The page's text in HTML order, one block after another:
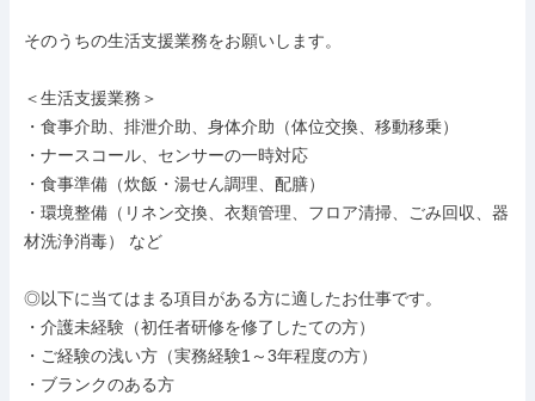
そのうちの生活支援業務をお願いします。
＜生活支援業務＞
・食事介助、排泄介助、身体介助（体位交換、移動移乗）
・ナースコール、センサーの一時対応
・食事準備（炊飯・湯せん調理、配膳）
・環境整備（リネン交換、衣類管理、フロア清掃、ごみ回収、器
材洗浄消毒） など
◎以下に当てはまる項目がある方に適したお仕事です。
・介護未経験（初任者研修を修了したての方）
・ご経験の浅い方（実務経験1～3年程度の方）
・ブランクのある方